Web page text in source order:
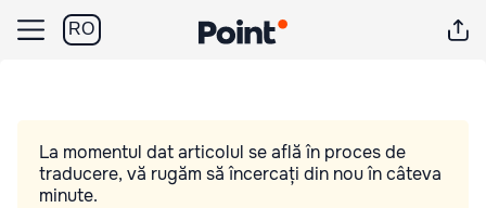
RO
La momentul dat articolul se află în proces de
traducere, vă rugăm să încercați din nou în câteva
minute.